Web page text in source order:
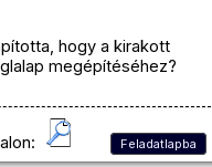
hogy a kirakott
megépítéséhez?
Feladatlapba